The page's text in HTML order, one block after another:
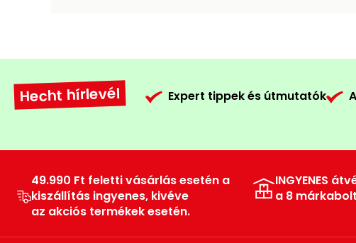
Hecht hírlevél Expert tippek és útmutatók
49.990 Ft feletti vásárlás esetén a
kiszállítás ingyenes, kivéve
az akciós termékek esetén.
INGYENES
a 8